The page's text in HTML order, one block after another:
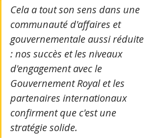
Cela a tout son sens dans une
communauté d'affaires et
gouvernementale aussi réduite
: nos succès et les niveaux
d'engagement avec le
Gouvernement Royal et les
partenaires internationaux
confirment que c'est une
stratégie solide.